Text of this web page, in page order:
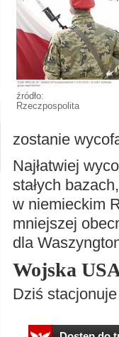
źródło:
Rzeczpospolita
zostanie
Najłatwiej
stałych
w niemieckim
mniejszej
dla
Wojska
Dziś